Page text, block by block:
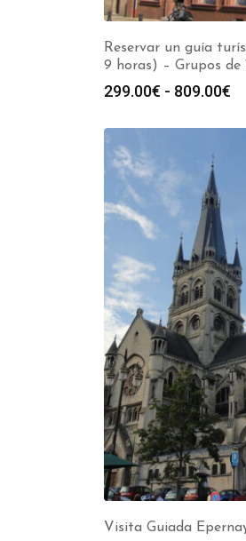
Reservar un guía
9 horas) – Grupos de
299.00€ - 809.00€
Visita Guiada